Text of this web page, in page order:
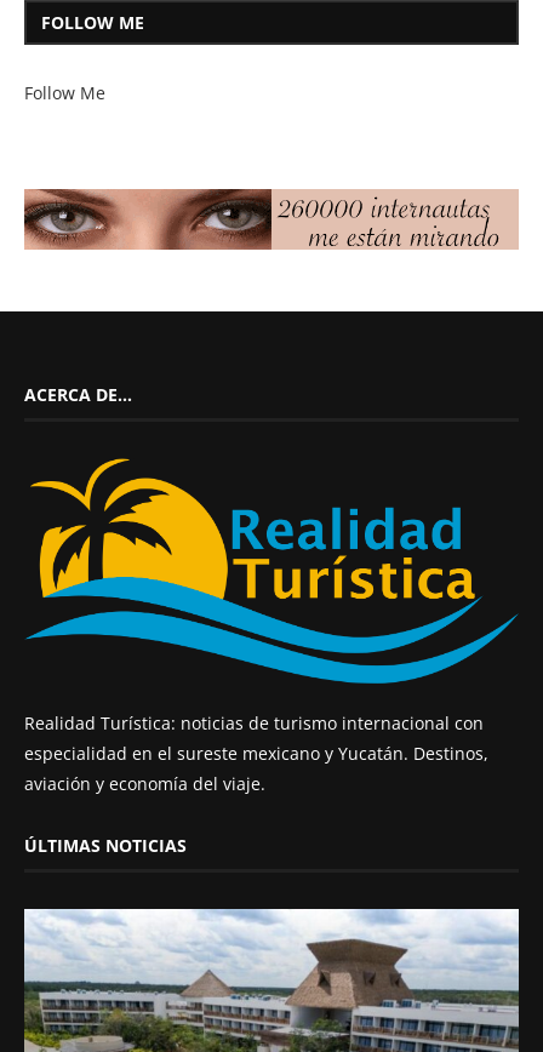
FOLLOW ME
Follow Me
ACERCA DE…
Realidad Turística: noticias de turismo internacional con
especialidad en el sureste mexicano y Yucatán. Destinos,
aviación y economía del viaje.
ÚLTIMAS NOTICIAS